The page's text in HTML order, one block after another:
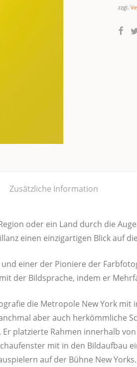
zzgl.
Zusätzliche Information
oder ein Land durch die
einen ein­zig­ar­ti­gen Blick auf
einer der Pio­nie­re der
der Bild­spra­che, indem er
die Metro­po­le New York
aber auch her­kömm­li­che
plat­zier­te Rah­men inner­halb
mit in den Bild­auf­bau
auf der Büh­ne New